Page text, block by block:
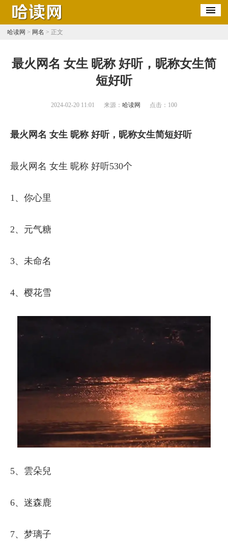
哈读网 > 网名 > 正文
​最火网名 女生 昵称 好听，昵称女生简
短好听
2024-02-20 11:01 来源： 哈读网 点击： 100
最火网名 女生 昵称 好听，昵称女生简短好听
最火网名 女生 昵称 好听530个
1、你心里
2、元气糖
3、未命名
4、樱花雪
5、雲朵兒
6、迷森鹿
7、梦璃子